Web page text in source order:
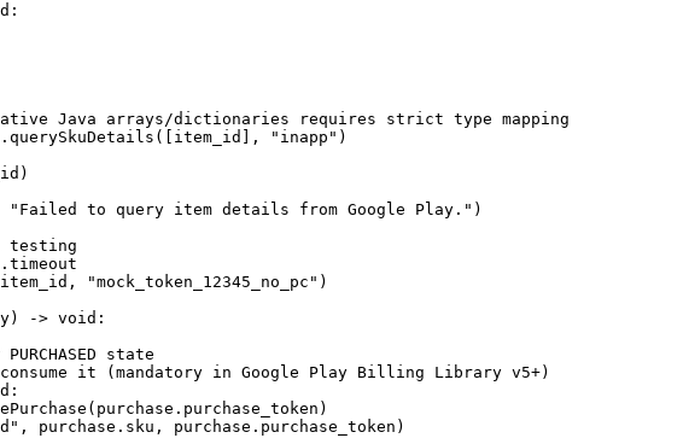
Java arrays/dictionaries requires strict type mapping
"inapp")
to query item details from Google Play.")
testing
"mock_token_12345_no_pc")
-> void:
PURCHASED state
it (mandatory in Google Play Billing Library v5+)
purchase.sku, purchase.purchase_token)